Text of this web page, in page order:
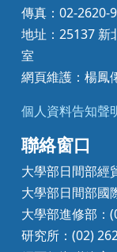
傳真：02-2620-
地址：25137 新
室
網頁維護：楊鳳
個人資料告知聲
聯絡窗口
大學部日間部經
大學部日間部國
大學部進修部：
研究所：(02)